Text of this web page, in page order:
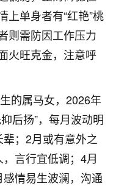
上单身者有“红艳”桃
则需防因工作压力
火旺克金，注意呼
的属马女，2026年
后扬”，每月波动明
；2月或有意外之
言行宜低调；4月
情易生波澜，沟通
16
幸心理，没想到老师看
按照老师建议，做了化
前的人事调整，拖到年
一上班，开会提拔升
，主要是底薪加了
感恩感谢！🙏🏻